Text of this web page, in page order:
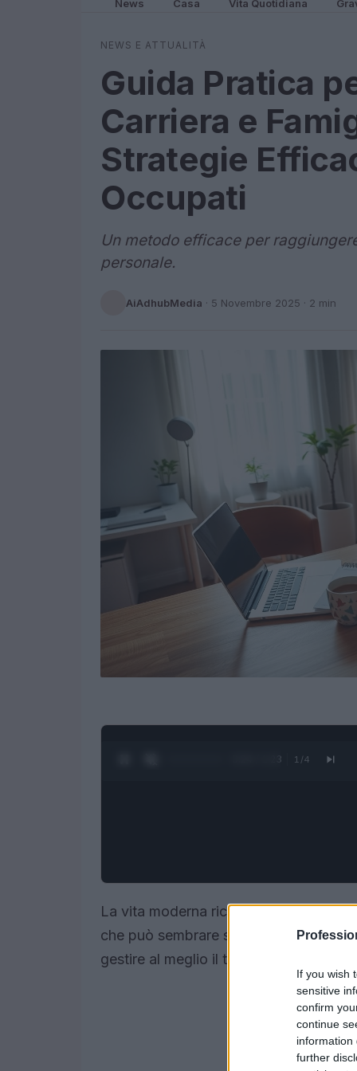
If you wish
sensitive
confirm
continue
information
further
News Casa Vita Quotidiana
NEWS E ATTUALITÀ
Guida Pratica
Carriera e
Strategie
Occupati
Un metodo efficace per
personale.
AiAdhubMedia · 5 Novembre 2025 · 2 min
0:25 / 1:23 1 /4
La vita moderna richiede un costante
che può sembrare sempre più
gestire al meglio il tempo e ridurre lo